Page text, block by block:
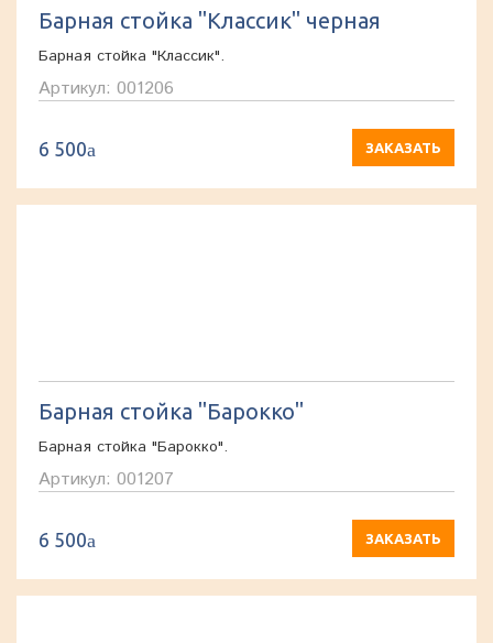
Барная стойка "Классик" черная
Барная стойка "Классик".
Артикул: 001206
6 500a ЗАКАЗАТЬ
Барная стойка "Барокко"
Барная стойка "Барокко".
Артикул: 001207
6 500a ЗАКАЗАТЬ